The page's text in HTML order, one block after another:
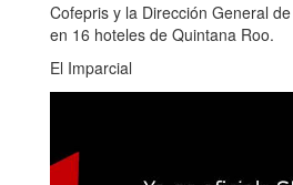
Cofepris y la Dirección General
en 16 hoteles de Quintana Roo.
El Imparcial